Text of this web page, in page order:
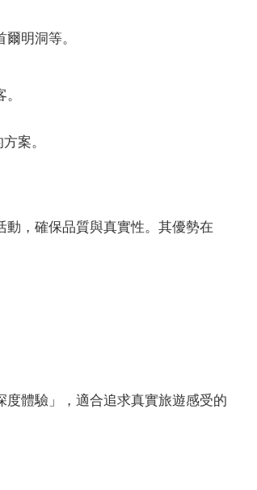
明洞等。
案。
，確保品質與真實性。其優勢在
體驗」，適合追求真實旅遊感受的